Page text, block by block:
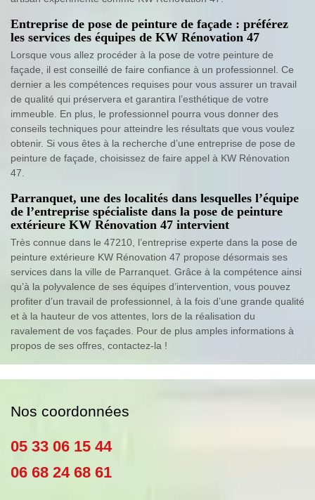
Entreprise de pose de peinture de façade : préférez
les services des équipes de KW Rénovation 47
Lorsque vous allez procéder à la pose de votre peinture de
façade, il est conseillé de faire confiance à un professionnel. Ce
dernier a les compétences requises pour vous assurer un travail
de qualité qui préservera et garantira l’esthétique de votre
immeuble. En plus, le professionnel pourra vous donner des
conseils techniques pour atteindre les résultats que vous voulez
obtenir. Si vous êtes à la recherche d’une entreprise de pose de
peinture de façade, choisissez de faire appel à KW Rénovation
47.
Parranquet, une des localités dans lesquelles l’équipe
de l’entreprise spécialiste dans la pose de peinture
extérieure KW Rénovation 47 intervient
Très connue dans le 47210, l’entreprise experte dans la pose de
peinture extérieure KW Rénovation 47 propose désormais ses
services dans la ville de Parranquet. Grâce à la compétence ainsi
qu’à la polyvalence de ses équipes d’intervention, vous pouvez
profiter d’un travail de professionnel, à la fois d’une grande qualité
et à la hauteur de vos attentes, lors de la réalisation du
ravalement de vos façades. Pour de plus amples informations à
propos de ses offres, contactez-la !
Nos coordonnées
05 33 06 15 44
06 68 24 68 61